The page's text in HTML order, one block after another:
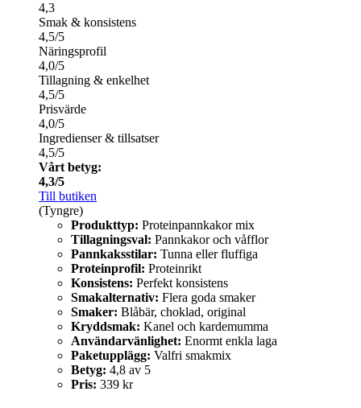
4,3
Smak & konsistens
4,5/5
Näringsprofil
4,0/5
Tillagning & enkelhet
4,5/5
Prisvärde
4,0/5
Ingredienser & tillsatser
4,5/5
Vårt betyg:
4,3/5
Till butiken
(Tyngre)
Produkttyp: Proteinpannkakor mix
Tillagningsval: Pannkakor och våfflor
Pannkaksstilar: Tunna eller fluffiga
Proteinprofil: Proteinrikt
Konsistens: Perfekt konsistens
Smakalternativ: Flera goda smaker
Smaker: Blåbär, choklad, original
Kryddsmak: Kanel och kardemumma
Användarvänlighet: Enormt enkla laga
Paketupplägg: Valfri smakmix
Betyg: 4,8 av 5
Pris: 339 kr